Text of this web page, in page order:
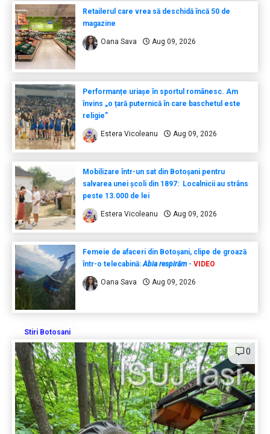
Retailerul care vrea să deschidă încă 50 de
magazine
Oana Sava Aug 09, 2026
Performanțe uriașe în sportul românesc. Am
învins „o țară puternică în care baschetul este
religie”
Estera Vicoleanu Aug 09, 2026
Mobilizare într-un sat din Botoșani pentru
salvarea unei școli din 1897: Localnicii au strâns
peste 13.000 de lei
Estera Vicoleanu Aug 09, 2026
Femeie de afaceri din Botoșani, clipe de groază
într-o telecabină:Abia respirăm - VIDEO
Oana Sava Aug 09, 2026
Stiri Botosani
0